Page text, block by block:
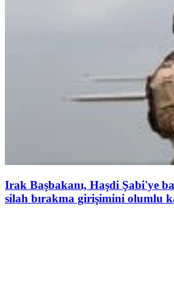
Irak Başbakanı, Haşdi Şabi'ye
silah bırakma girişimini olumlu